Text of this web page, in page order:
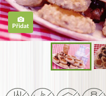
Přidat